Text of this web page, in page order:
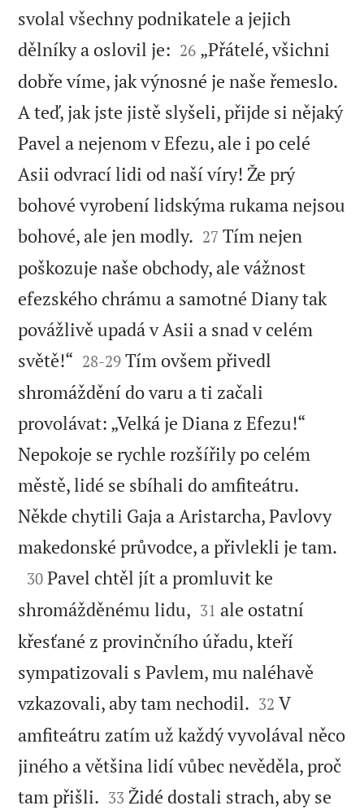
svolal všechny podnikatele a jejich
dělníky a oslovil je: 

26 „Přátelé, všichni
dobře víme, jak výnosné je naše řemeslo.
A teď, jak jste jistě slyšeli, přijde si nějaký
Pavel a nejenom v Efezu, ale i po celé
Asii odvrací lidi od naší víry! Že prý
bohové vyrobení lidskýma rukama nejsou
bohové, ale jen modly. 

27 Tím nejen
poškozuje naše obchody, ale vážnost
efezského chrámu a samotné Diany tak
povážlivě upadá v Asii a snad v celém
světě!“ 

28-29 Tím ovšem přivedl
shromáždění do varu a ti začali
provolávat: „Velká je Diana z Efezu!“
Nepokoje se rychle rozšířily po celém
městě, lidé se sbíhali do amfiteátru.
Někde chytili Gaja a Aristarcha, Pavlovy
makedonské průvodce, a přivlekli je tam.

30 Pavel chtěl jít a promluvit ke
shromážděnému lidu, 

31 ale ostatní
křesťané z provinčního úřadu, kteří
sympatizovali s Pavlem, mu naléhavě
vzkazovali, aby tam nechodil. 

32 V
amfiteátru zatím už každý vyvolával něco
jiného a většina lidí vůbec nevěděla, proč
tam přišli. 

33 Židé dostali strach, aby se